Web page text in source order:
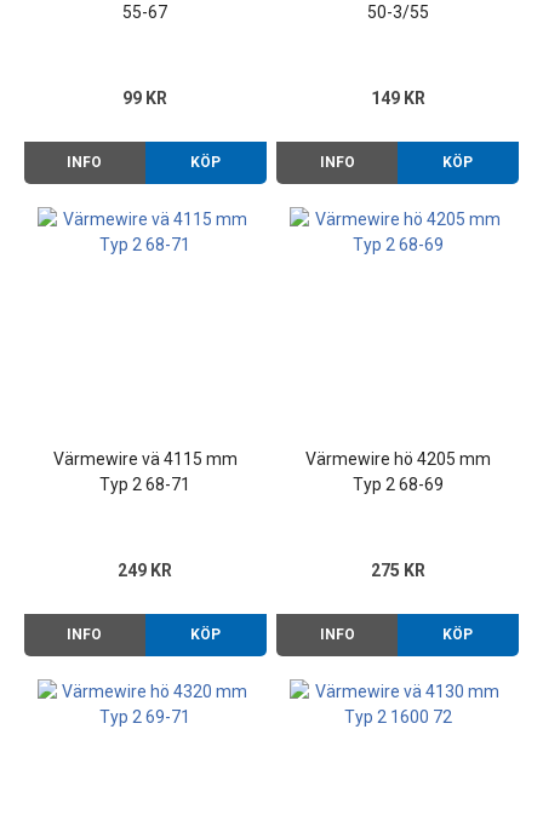
55-67
99 KR
INFO KÖP
50-3/55
149 KR
INFO KÖP
Värmewire vä 4115 mm
Typ 2 68-71
249 KR
INFO KÖP
Värmewire hö 4205 mm
Typ 2 68-69
275 KR
INFO KÖP